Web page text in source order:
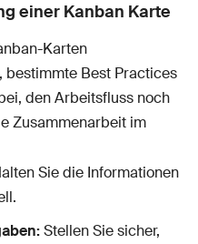
einer Kanban Karte
Karten
bestimmte Best Practices
den Arbeitsfluss noch
Zusammenarbeit im
Sie die Informationen
Stellen Sie sicher,